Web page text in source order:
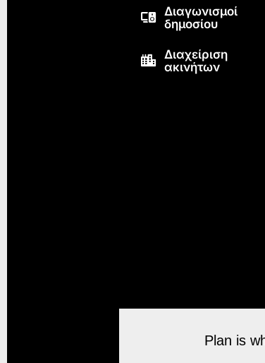
Διαγωνισμοί
δημοσίου
Διαχείριση
ακινήτων
Plan is